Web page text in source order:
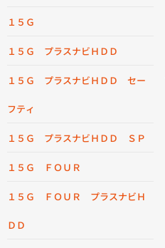
１５Ｇ
１５Ｇ プラスナビＨＤＤ
１５Ｇ プラスナビＨＤＤ セー
フティ
１５Ｇ プラスナビＨＤＤ ＳＰ
１５Ｇ ＦＯＵＲ
１５Ｇ ＦＯＵＲ プラスナビＨ
ＤＤ